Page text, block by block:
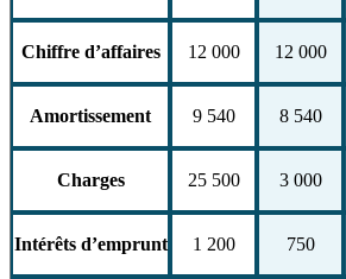
Chiffre d’affaires 12 000 12 000
Amortissement 9 540 8 540
Charges 25 500 3 000
Intérêts d’emprunt 1 200 750